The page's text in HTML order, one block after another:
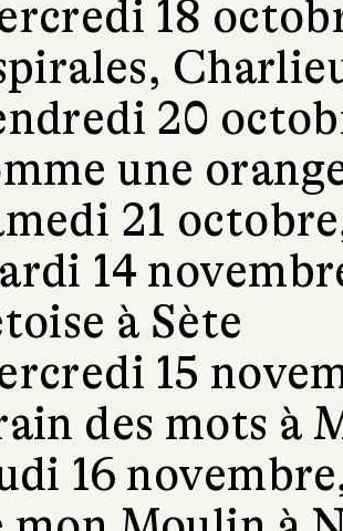
18
20
une
21
14
à Sète
15
des mots à
16